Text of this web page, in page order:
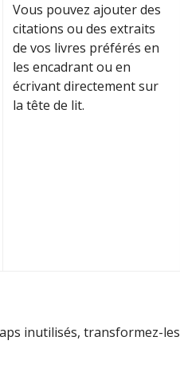
Vous pouvez ajouter des
citations ou des extraits
de vos livres préférés en
les encadrant ou en
écrivant directement sur
la tête de lit.
inutilisés, transformez-les